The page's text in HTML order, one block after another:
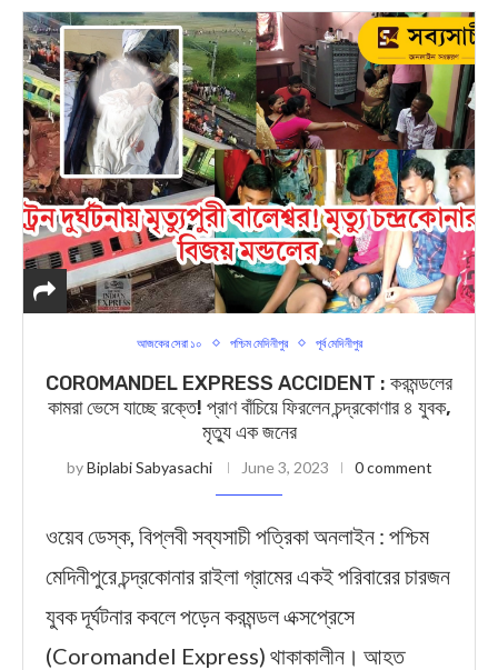
আজকের সেরা ১০ পশ্চিম মেদিনীপুর পূর্ব মেদিনীপুর
COROMANDEL EXPRESS ACCIDENT : করমন্ডলের
কামরা ভেসে যাচ্ছে রক্তে! প্রাণ বাঁচিয়ে ফিরলেন চন্দ্রকোণার ৪ যুবক,
মৃত্যু এক জনের
byBiplabi Sabyasachi June 3, 2023 0 comment
ওয়েব ডেস্ক, বিপ্লবী সব্যসাচী পত্রিকা অনলাইন : পশ্চিম
মেদিনীপুরে চন্দ্রকোনার রাইলা গ্রামের একই পরিবারের চারজন
যুবক দূর্ঘটনার কবলে পড়েন করমন্ডল এক্সপ্রেসে
(Coromandel Express) থাকাকালীন। আহত